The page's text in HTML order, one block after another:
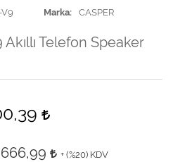
V9 Marka CASPER
Telefon Speaker
666,99 + (%20) KDV